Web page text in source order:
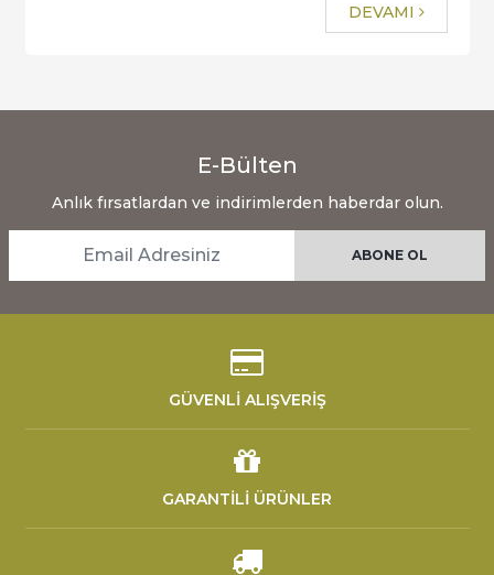
DEVAMI
E-Bülten
Anlık fırsatlardan ve indirimlerden haberdar olun.
GÜVENLİ ALIŞVERİŞ
GARANTİLİ ÜRÜNLER